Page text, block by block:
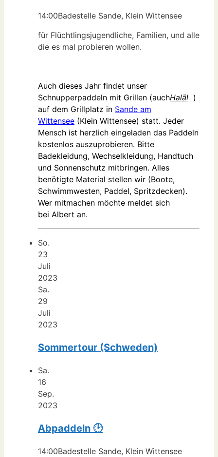
14:00Badestelle Sande, Klein Wittensee
für Flüchtlingsjugendliche, Familien, und alle
die es mal probieren wollen.
Auch dieses Jahr findet unser
Schnupperpaddeln mit Grillen (auchHalāl )
auf dem Grillplatz in Sande am
Wittensee (Klein Wittensee) statt. Jeder
Mensch ist herzlich eingeladen das Paddeln
kostenlos auszuprobieren. Bitte
Badekleidung, Wechselkleidung, Handtuch
und Sonnenschutz mitbringen. Alles
benötigte Material stellen wir (Boote,
Schwimmwesten, Paddel, Spritzdecken).
Wer mitmachen möchte meldet sich
bei Albert an.
So.
23
Juli
2023
Sa.
29
Juli
2023
Sommertour (Schweden)
Sa.
16
Sep.
2023
Abpaddeln 🕑
14:00Badestelle Sande, Klein Wittensee